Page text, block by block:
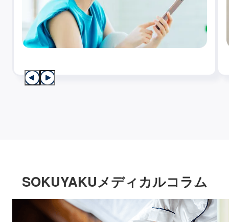
SOKUYAKUメディカルコラム